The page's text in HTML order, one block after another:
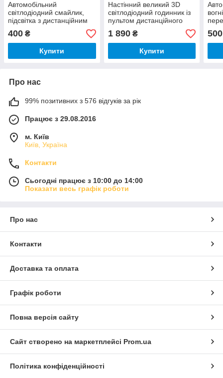
Автомобільний
світлодіодний смайлик,
підсвітка з дистанційним
керуванням на заднє вікно
автомобіля
400 ₴
Купити
Настінний великий 3D
світлодіодний годинник із
пультом дистанційного
керування 39*13 см
1 890₴
Купити
500
Про нас
99% позитивних з 576 відгуків за рік
Працює з 29.08.2016
м. Київ
Київ, Україна
Контакти
Сьогодні працює з 10:00 до 14:00
Показати весь графік роботи
Про нас
Контакти
Доставка та оплата
Графік роботи
Повна версія сайту
Сайт створено на маркетплейсі Prom.ua
Політика конфіденційності